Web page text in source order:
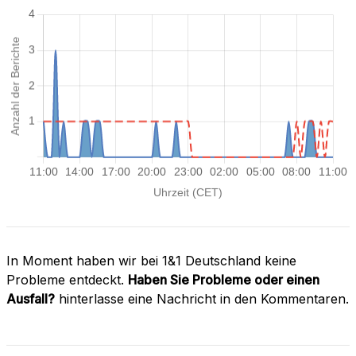
In Moment haben wir bei 1&1 Deutschland keine
Probleme entdeckt. Haben Sie Probleme oder einen
Ausfall? hinterlasse eine Nachricht in den Kommentaren.